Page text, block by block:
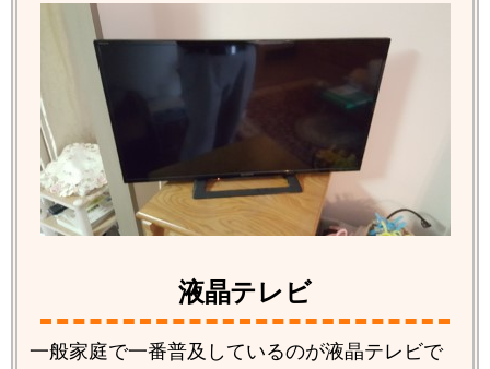
液晶テレビ
一般家庭で一番普及しているのが液晶テレビで